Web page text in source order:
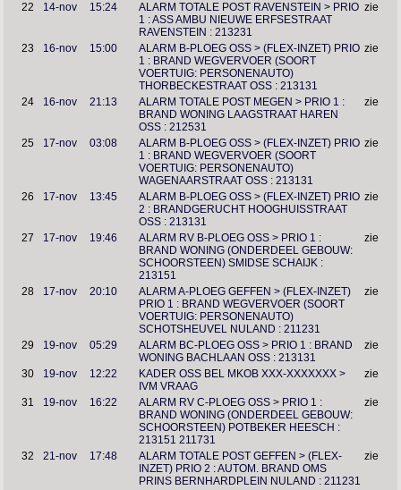
22 14-nov 15:24
ALARM TOTALE POST RAVENSTEIN > PRIO
1 : ASS AMBU NIEUWE ERFSESTRAAT
RAVENSTEIN : 213231
zie
23 16-nov 15:00
ALARM B-PLOEG OSS > (FLEX-INZET) PRIO
1 : BRAND WEGVERVOER (SOORT
VOERTUIG: PERSONENAUTO)
THORBECKESTRAAT OSS : 213131
zie
24 16-nov 21:13
ALARM TOTALE POST MEGEN > PRIO 1 :
BRAND WONING LAAGSTRAAT HAREN
OSS : 212531
zie
25 17-nov 03:08
ALARM B-PLOEG OSS > (FLEX-INZET) PRIO
1 : BRAND WEGVERVOER (SOORT
VOERTUIG: PERSONENAUTO)
WAGENAARSTRAAT OSS : 213131
zie
26 17-nov 13:45
ALARM B-PLOEG OSS > (FLEX-INZET) PRIO
2 : BRANDGERUCHT HOOGHUISSTRAAT
OSS : 213131
zie
27 17-nov 19:46
ALARM RV B-PLOEG OSS > PRIO 1 :
BRAND WONING (ONDERDEEL GEBOUW:
SCHOORSTEEN) SMIDSE SCHAIJK :
213151
zie
28 17-nov 20:10
ALARM A-PLOEG GEFFEN > (FLEX-INZET)
PRIO 1 : BRAND WEGVERVOER (SOORT
VOERTUIG: PERSONENAUTO)
SCHOTSHEUVEL NULAND : 211231
zie
29 19-nov 05:29
ALARM BC-PLOEG OSS > PRIO 1 : BRAND
WONING BACHLAAN OSS : 213131
zie
30 19-nov 12:22
KADER OSS BEL MKOB XXX-XXXXXXX >
IVM VRAAG
zie
31 19-nov 16:22
ALARM RV C-PLOEG OSS > PRIO 1 :
BRAND WONING (ONDERDEEL GEBOUW:
SCHOORSTEEN) POTBEKER HEESCH :
213151 211731
zie
32 21-nov 17:48
ALARM TOTALE POST GEFFEN > (FLEX-
INZET) PRIO 2 : AUTOM. BRAND OMS
PRINS BERNHARDPLEIN NULAND : 211231
zie